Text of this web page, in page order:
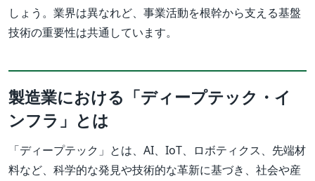
しょう。業界は異なれど、事業活動を根幹から支える基盤
技術の重要性は共通しています。
製造業における「ディープテック・イ
ンフラ」とは
「ディープテック」とは、AI、IoT、ロボティクス、先端材
料など、科学的な発見や技術的な革新に基づき、社会や産